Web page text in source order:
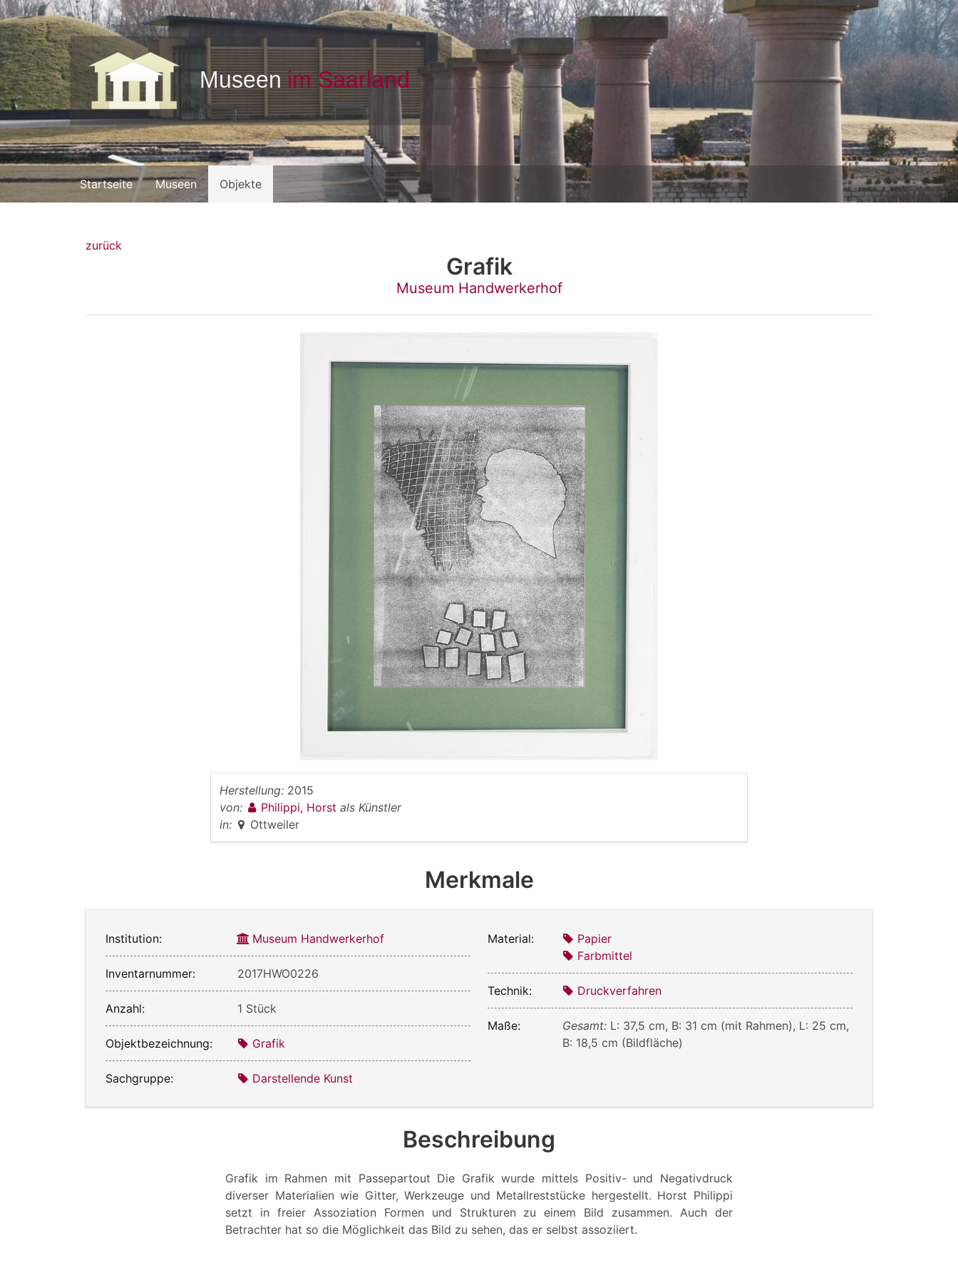
Startseite Museen Objekte
zurück
Grafik
Museum Handwerkerhof
Herstellung: 2015
von:
Philippi, Horst als Künstler
in:
Ottweiler
Merkmale
Institution: Museum Handwerkerhof
Inventarnummer: 2017HWO0226
Anzahl: 1 Stück
Objektbezeichnung: Grafik
Sachgruppe: Darstellende Kunst
Material:
Papier
Farbmittel
Technik: Druckverfahren
Maße: Gesamt: L: 37,5 cm, B: 31 cm (mit Rahmen), L: 25 cm,
B: 18,5 cm (Bildfläche)
Beschreibung
Grafik im Rahmen mit Passepartout Die Grafik wurde mittels Positiv- und Negativdruck
diverser Materialien wie Gitter, Werkzeuge und Metallreststücke hergestellt. Horst Philippi
setzt in freier Assoziation Formen und Strukturen zu einem Bild zusammen. Auch der
Betrachter hat so die Möglichkeit das Bild zu sehen, das er selbst assoziiert.